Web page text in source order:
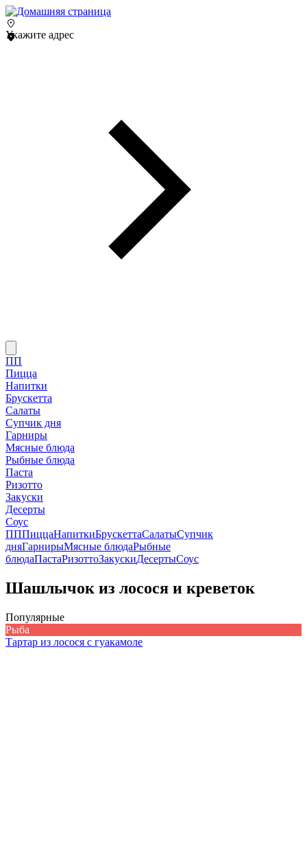
Укажите адрес
ПП
Пицца
Напитки
Брускетта
Салаты
Супчик дня
Гарниры
Мясные блюда
Рыбные блюда
Паста
Ризотто
Закуски
Десерты
Соус
ПППиццаНапиткиБрускеттаСалатыСупчик
дняГарнирыМясные блюдаРыбные
блюдаПастаРизоттоЗакускиДесертыСоус
Шашлычок из лосося и креветок
Популярные
Рыба
Тартар из лосося с гуакамоле